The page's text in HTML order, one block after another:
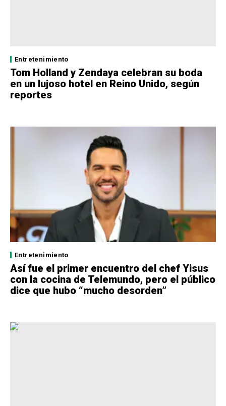
Entretenimiento
Tom Holland y Zendaya celebran su boda
en un lujoso hotel en Reino Unido, según
reportes
Entretenimiento
Así fue el primer encuentro del chef Yisus
con la cocina de Telemundo, pero el público
dice que hubo “mucho desorden”